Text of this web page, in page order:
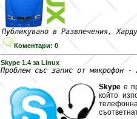
Публикувано в Развлечения,
Коментари: 0
Skype 1.4 за Linux
Проблем със запис от микрофон -
Skypeе
който